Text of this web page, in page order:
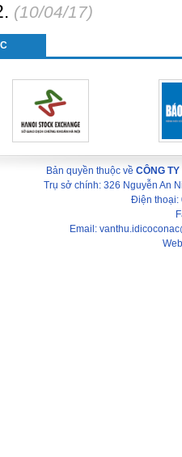
(10/04/17)
Bản quyền thuộc về CÔNG
Trụ sở chính: 326 Nguyễn An
Điện thoại:
Email: